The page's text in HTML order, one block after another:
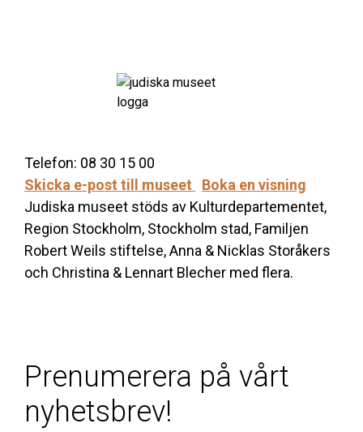
Telefon: 08 30 15 00
Skicka e-post till museet
Boka en visning
Judiska museet stöds av Kulturdepartementet,
Region Stockholm, Stockholm stad, Familjen
Robert Weils stiftelse, Anna & Nicklas Storåkers
och Christina & Lennart Blecher med flera.
Prenumerera på vårt
nyhetsbrev!